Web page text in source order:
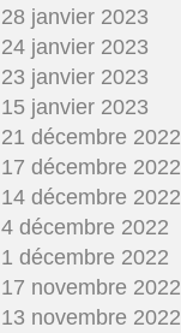
28 janvier 2023
24 janvier 2023
23 janvier 2023
15 janvier 2023
21 décembre 2022
17 décembre 2022
14 décembre 2022
4 décembre 2022
1 décembre 2022
17 novembre 2022
13 novembre 2022